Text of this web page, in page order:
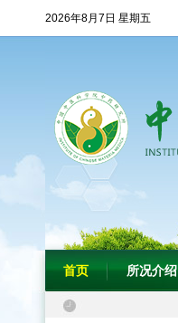
2026年8月7日 星期五
首页 所况介绍